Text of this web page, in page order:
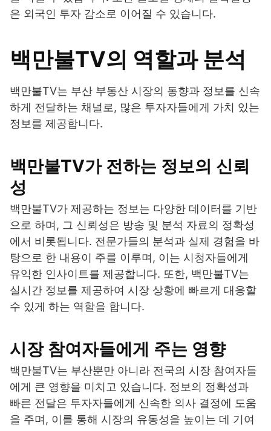
은 외국인 투자 감소로 이어질 수 있습니다.
백만불TV의 역할과 분석
백만불TV는 부산 부동산 시장의 동향과 정보를 신속
하게 전달하는 채널로, 많은 투자자들에게 가치 있는
정보를 제공합니다.
백만불TV가 전하는 정보의 신뢰
성
백만불TV가 제공하는 정보는 다양한 데이터를 기반
으로 하며, 그 신뢰성은 방송 및 분석 자료의 정확성
에서 비롯됩니다. 전문가들의 분석과 실제 경험을 바
탕으로 한 내용이 주를 이루며, 이는 시청자들에게
유익한 인사이트를 제공합니다. 또한, 백만불TV는
실시간 정보를 제공하여 시장 상황에 빠르게 대응할
수 있게 하는 역할을 합니다.
시장 참여자들에게 주는 영향
백만불TV는 부산뿐만 아니라 전국의 시장 참여자들
에게 큰 영향을 미치고 있습니다. 정보의 정확성과
빠른 전달은 투자자들에게 신속한 의사 결정에 도움
을 주며, 이를 통해 시장의 유동성을 높이는 데 기여